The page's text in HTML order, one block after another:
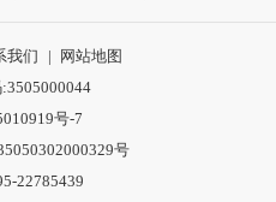
我们 |
网站地图
号-7
号
22785439